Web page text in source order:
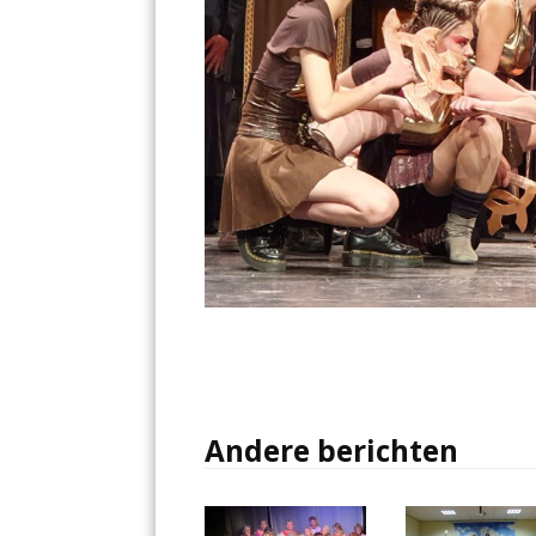
Andere berichten